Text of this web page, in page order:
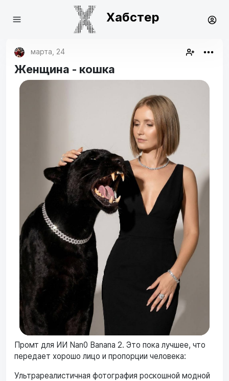
Хабстер
марта, 24
Женщина - кошка
Промт для ИИ Nan0 Banana 2. Это пока лучшее, что
передает хорошо лицо и пропорции человека:
Ультрареалистичная фотография роскошной модной